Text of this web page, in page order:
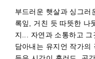
부드러운 햇살과 싱그러
록잎, 거친 듯 따뜻한 나
지... 자연과 소통하고 그
담아내는 유지언 작가의